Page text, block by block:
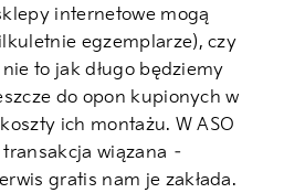
internetowe mogą
egzemplarze), czy
to jak długo będziemy
do opon kupionych w
ich montażu. W ASO
wiązana –
gratis nam je zakłada.